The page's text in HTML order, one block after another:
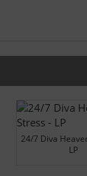
24/7 Diva
LP